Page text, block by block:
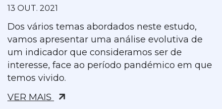
13 OUT. 2021
Dos vários temas abordados neste estudo,
vamos apresentar uma análise evolutiva de
um indicador que consideramos ser de
interesse, face ao período pandémico em que
temos vivido.
VER MAIS